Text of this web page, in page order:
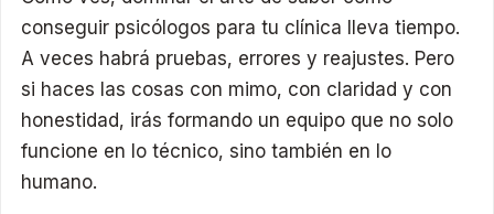
conseguir psicólogos para tu clínica lleva tiempo.
A veces habrá pruebas, errores y reajustes. Pero
si haces las cosas con mimo, con claridad y con
honestidad, irás formando un equipo que no solo
funcione en lo técnico, sino también en lo
humano.